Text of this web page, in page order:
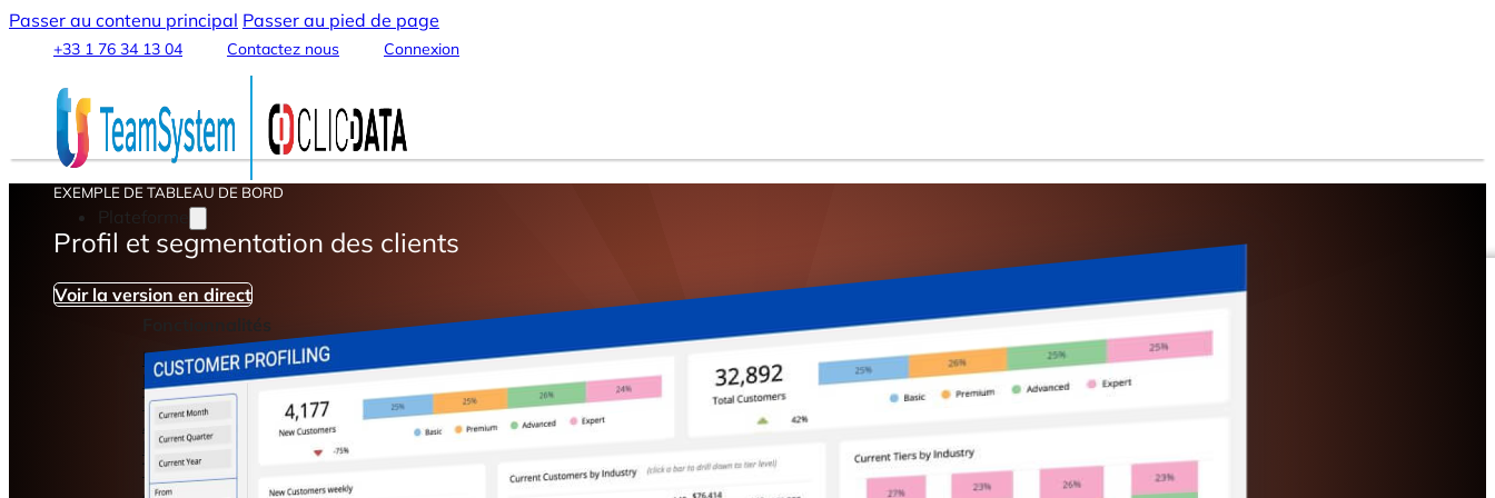
Passer au contenu principal Passer au pied de page
+33 1 76 34 13 04 Contactez nous Connexion
Plateforme
Fonctionnalités
Intégration & Connexion des Données
Data Warehouse & Data Lake
Transformation & Traitement des Données
Analytics & Machine Learning
Data Streaming et Sharing
Tableaux de Bord & Rapports
Automatisation & Alertes
Performance & Scalabilité
Sécurité & Certifications
ClicData en Marque Blanche
AI-Powered
Développer avec ClicData
EXEMPLE DE TABLEAU DE BORD
Profil et segmentation des clients
Voir la version en direct